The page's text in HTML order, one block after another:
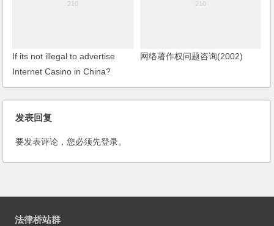
If its not illegal to advertise
Internet Casino in China?
(2002)
网络著作权问题咨询(2002)
发表回复
要发表评论，您必须先登录。
法律桥站群